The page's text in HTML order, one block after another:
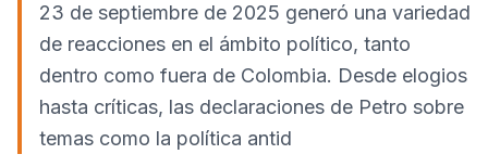
23 de septiembre de 2025 generó una variedad
de reacciones en el ámbito político, tanto
dentro como fuera de Colombia. Desde elogios
hasta críticas, las declaraciones de Petro sobre
temas como la política antid